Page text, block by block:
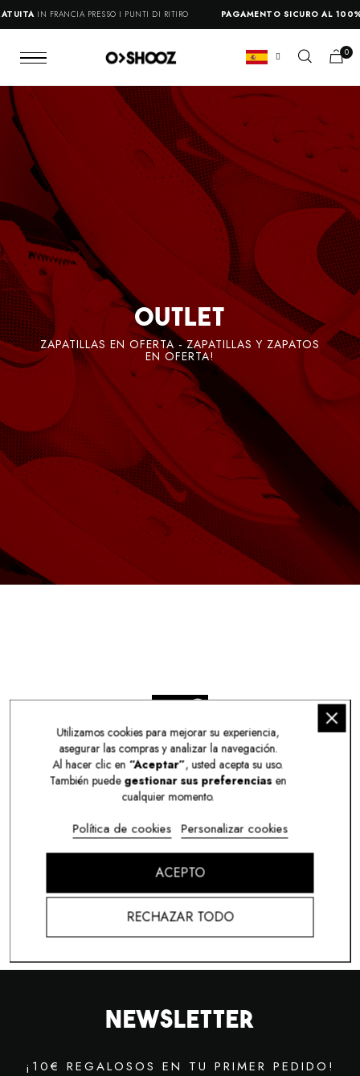
IN FRANCIA PRESSO I PUNTI DI RITIRO PAGAMENTO SICURO AL 100%
Outlet
ZAPATILLAS EN OFERTA - ZAPATILLAS Y ZAPATOS
EN OFERTA!
NO HAY PRODUCTOS DISPONIBLES
INICIO OFERTAS
Newsletter
¡10€ REGALOSOS EN TU PRIMER PEDIDO!
Utilizamos cookies para mejorar su experiencia,
asegurar las compras y analizar la navegación.
Al hacer clic en “Aceptar”, usted acepta su uso.
También puede gestionar sus preferenciasen
cualquier momento.
Política de cookies Personalizar cookies
RECHAZAR TODO
ACEPTO